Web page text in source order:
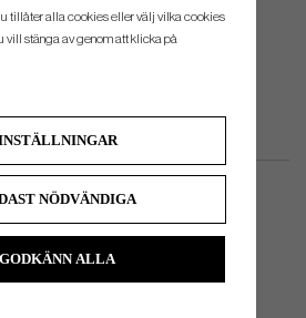
tillåter alla cookies eller välj vilka cookies
vill stänga av genom att klicka på
NÖDVÄNDIGA
GODKÄNN ALLA